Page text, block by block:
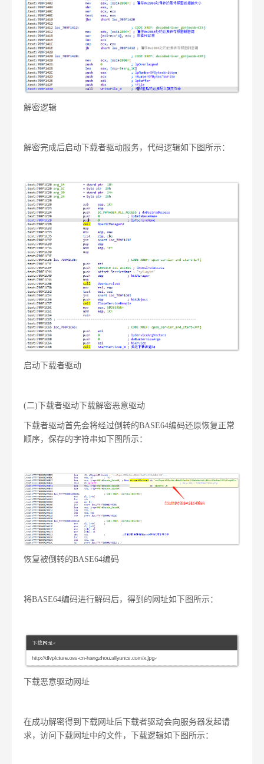
解密逻辑
解密完成后启动下载者驱动服务，代码逻辑如下图所示：
启动下载者驱动
(二) 下载者驱动下载解密恶意驱动
下载者驱动首先会将经过倒转的BASE64编码还原恢复正常
顺序，保存的字符串如下图所示：
恢复被倒转的BASE64编码
将BASE64编码进行解码后，得到的网址如下图所示：
下载恶意驱动网址
在成功解密得到下载网址后下载者驱动会向服务器发起请
求，访问下载网址中的文件，下载逻辑如下图所示：